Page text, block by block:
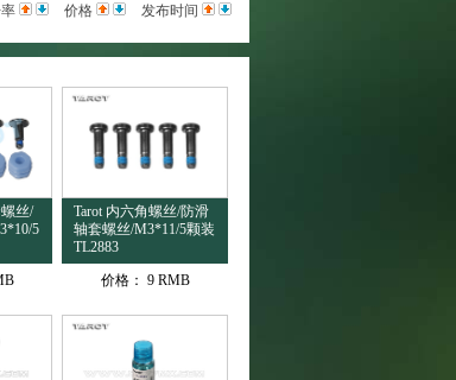
价格 发布时间
丝/
5
Tarot 内六角螺丝/防滑
轴套螺丝/M3*11/5颗装
TL2883
价格： 9 RMB